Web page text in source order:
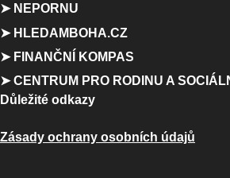
➤ NEPORNU
➤ HLEDAMBOHA.CZ
➤ FINANČNÍ KOMPAS
➤ CENTRUM PRO RODINU A
Důležité odkazy
Zásady ochrany osobních údajů